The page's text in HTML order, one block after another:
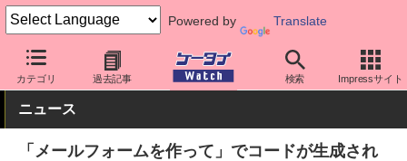
Powered by Translate
カテゴリ 過去記事 検索 Impressサイト
ケータイ Watch アプリ・サービス AI
ニュース
「メールフォームを作って」でコードが生成され